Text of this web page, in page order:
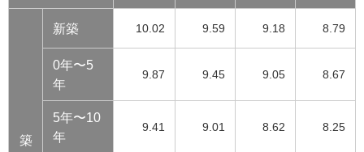
築
新築 10.02 9.59 9.18 8.79
0年〜5
年
9.87 9.45 9.05 8.67
5年〜10
年
9.41 9.01 8.62 8.25